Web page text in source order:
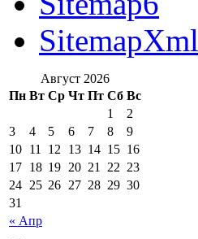
SitemapXml
Август 2026
Пн Вт Ср Чт Пт Сб Вс
« Апр
1
2
3
4 5 6 7 8
9
10 11 12 13 14 15 16
17 18 19 20 21 22 23
24 25 26 27 28 29 30
31